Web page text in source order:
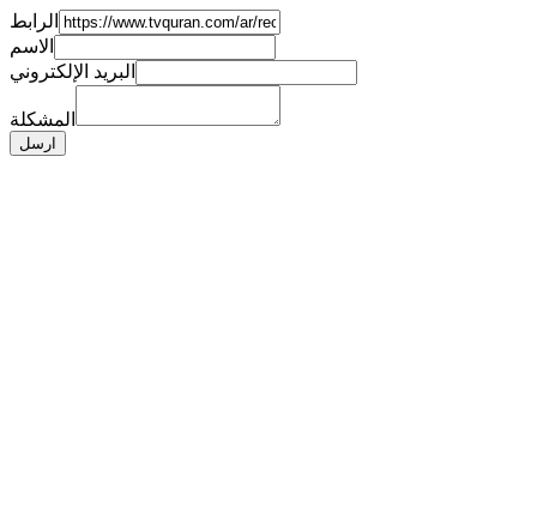
الرابط
الاسم
البريد الإلكتروني
المشكلة
ارسل